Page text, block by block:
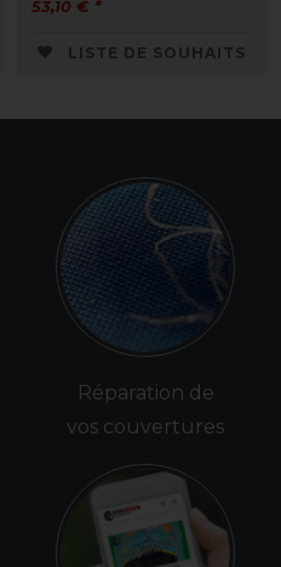
53,10 € *
LISTE DE SOUHAITS
Réparation de
vos couvertures